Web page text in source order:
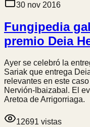
30 nov 2016
Fungipedia
premio Deia
Ayer se celebró la
Sariak que entrega
relevantes en este
Nervión-Ibaizabal. El
Aretoa de Arrigorriaga.
12691 vistas